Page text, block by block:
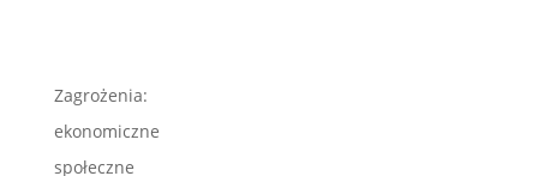
Zagrożenia:
ekonomiczne
społeczne